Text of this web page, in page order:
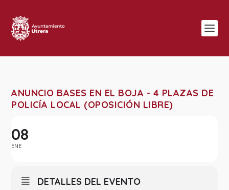
ANUNCIO BASES EN EL BOJA - 4 PLAZAS DE
POLICÍA LOCAL (OPOSICIÓN LIBRE)
08
ENE
DETALLES DEL EVENTO